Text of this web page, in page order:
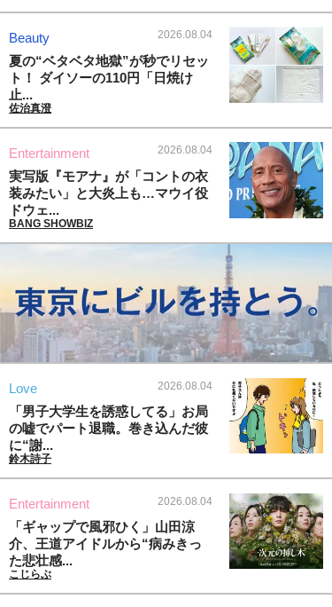
Beauty 2026.08.04
夏の“ベタベタ地獄”が秒でリセッ
ト！ ダイソーの110円「日焼け
止...
佐治真澄
Entertainment 2026.08.04
実写版『モアナ』が「コントの衣
装みたい」と大炎上も…マウイ役
ドウェ...
BANG SHOWBIZ
Love 2026.08.04
「男子大学生を誘惑してる」お局
の嘘でパート退職。巻き込んだ彼
に“謝...
鈴木詩子
Entertainment 2026.08.04
「ギャップで風邪ひく」山田涼
介、王道アイドルから“病みきっ
た悲壮感...
こじらぶ